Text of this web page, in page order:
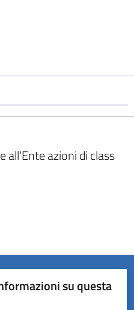
all'Ente azioni di class
su questa